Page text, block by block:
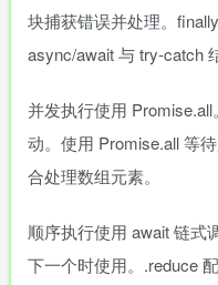
块捕获错误并处理。
async/await 与 try-catch
并发执行使用
动。使用 Promise.all 等
合处理数组元素。
顺序执行使用 await 链式
下一个时使用。.reduce